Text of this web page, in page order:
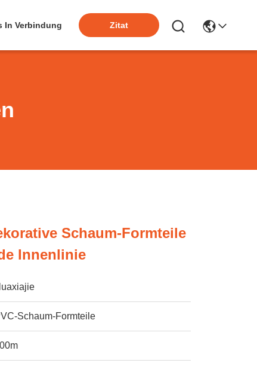
In Verbindung Zitat
Schaum-Formteile
Innenlinie
Schaum-Formteile